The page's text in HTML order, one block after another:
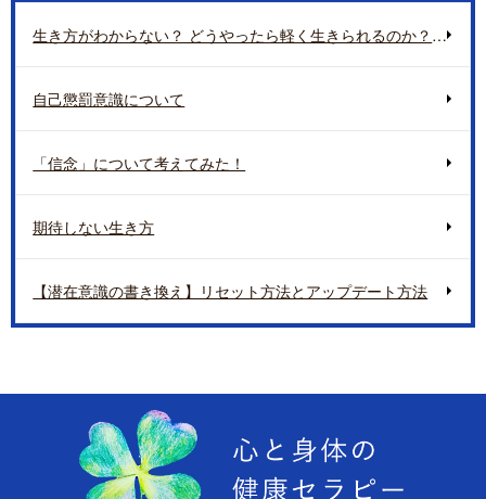
生き方がわからない？ どうやったら軽く生きられるのか？ 地球の重さについて
自己懲罰意識について
「信念」について考えてみた！
期待しない生き方
【潜在意識の書き換え】リセット方法とアップデート方法